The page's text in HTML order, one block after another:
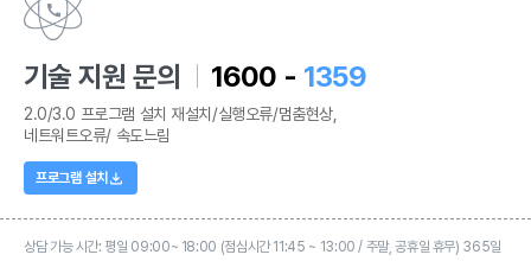
기술 지원 문의 1600 - 1359
2.0/3.0 프로그램 설치 재설치/실행오류/멈춤현상,
네트워트오류/ 속도느림
프로그램 설치
상담 가능 시간: 평일 09:00~ 18:00 (점심시간 11:45 ~ 13:00 / 주말, 공휴일 휴무) 365일